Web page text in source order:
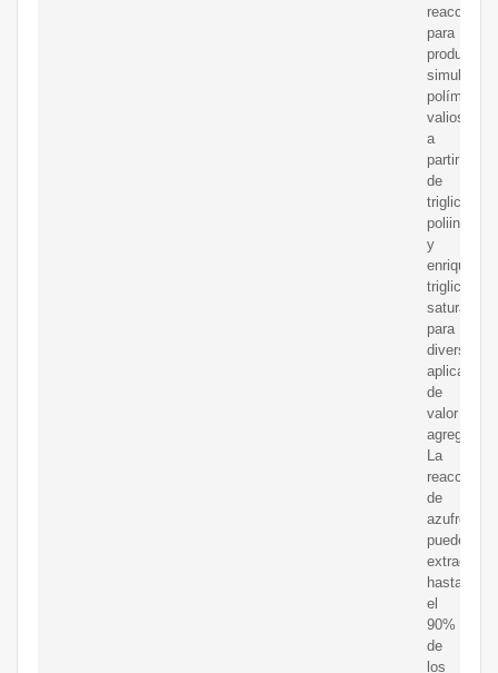
reacción
para
producir
polímeros
valiosos
a
partir
de
y
enriquecer
saturados
para
diversas
de
valor
agregado.
La
reacción
de
azufre
puede
extraer
hasta
el
90%
de
los